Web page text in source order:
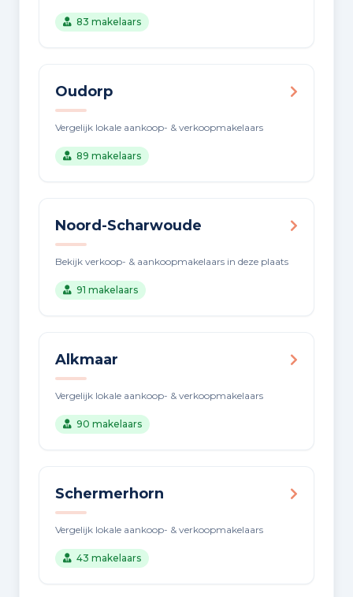
83 makelaars
Oudorp
Vergelijk lokale aankoop- & verkoopmakelaars
89 makelaars
Noord-Scharwoude
Bekijk verkoop- & aankoopmakelaars in deze plaats
91 makelaars
Alkmaar
Vergelijk lokale aankoop- & verkoopmakelaars
90 makelaars
Schermerhorn
Vergelijk lokale aankoop- & verkoopmakelaars
43 makelaars